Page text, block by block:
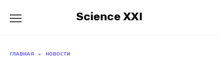
содержанию
Science XXI
ГЛАВНАЯ » НОВОСТИ